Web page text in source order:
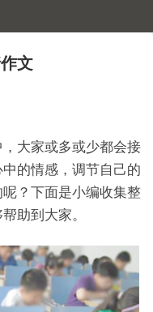
文
大家或多或少都会接
的情感，调节自己的
？下面是小编收集整
助到大家。